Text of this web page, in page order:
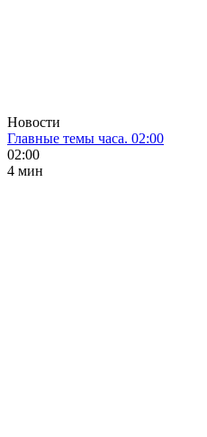
Новости
Главные темы часа. 02:00
02:00
4 мин